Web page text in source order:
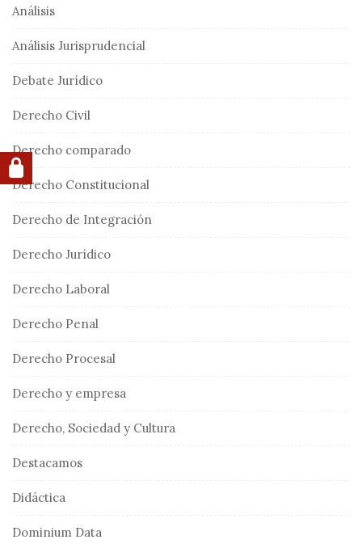
Análisis
Análisis Jurisprudencial
Debate Jurídico
Derecho Civil
Derecho comparado
Derecho Constitucional
Derecho de Integración
Derecho Jurídico
Derecho Laboral
Derecho Penal
Derecho Procesal
Derecho y empresa
Derecho, Sociedad y Cultura
Destacamos
Didáctica
Dominium Data